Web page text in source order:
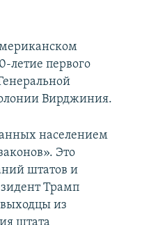
летие первого
Вирджиния.
населением
Это
штатов и
Трамп
выходцы из